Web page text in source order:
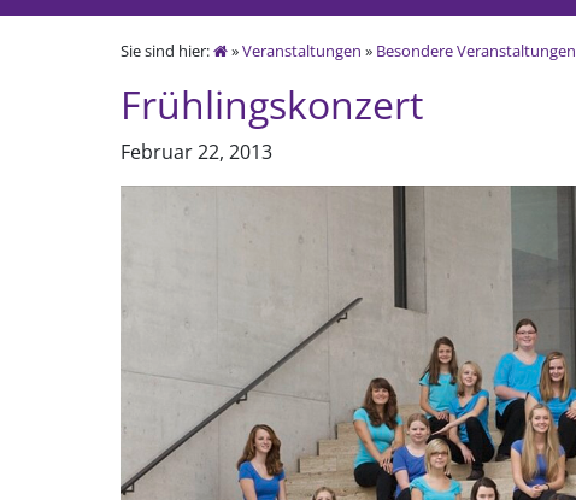
Sie sind hier: »Veranstaltungen » Besondere Veranstaltungen
Frühlingskonzert
Februar 22, 2013